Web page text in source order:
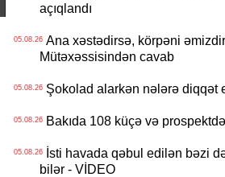
açıqlandı
05.08.26Ana xəstədirsə, körpəni
Mütəxəssisindən cavab
05.08.26Şokolad alarkən nələrə diqqət
05.08.26Bakıda 108 küçə və
05.08.26İsti havada qəbul edilən bəzi
bilər - VİDEO